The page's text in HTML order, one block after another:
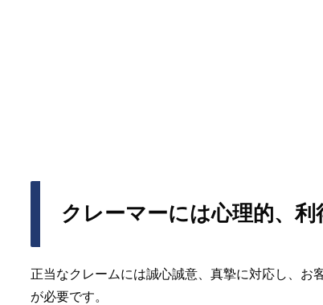
クレーマーには心理的、利
正当なクレームには誠心誠意、真摯に対応し、お
が必要です。